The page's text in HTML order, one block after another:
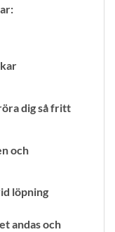
dig så fritt
och
löpning
andas och